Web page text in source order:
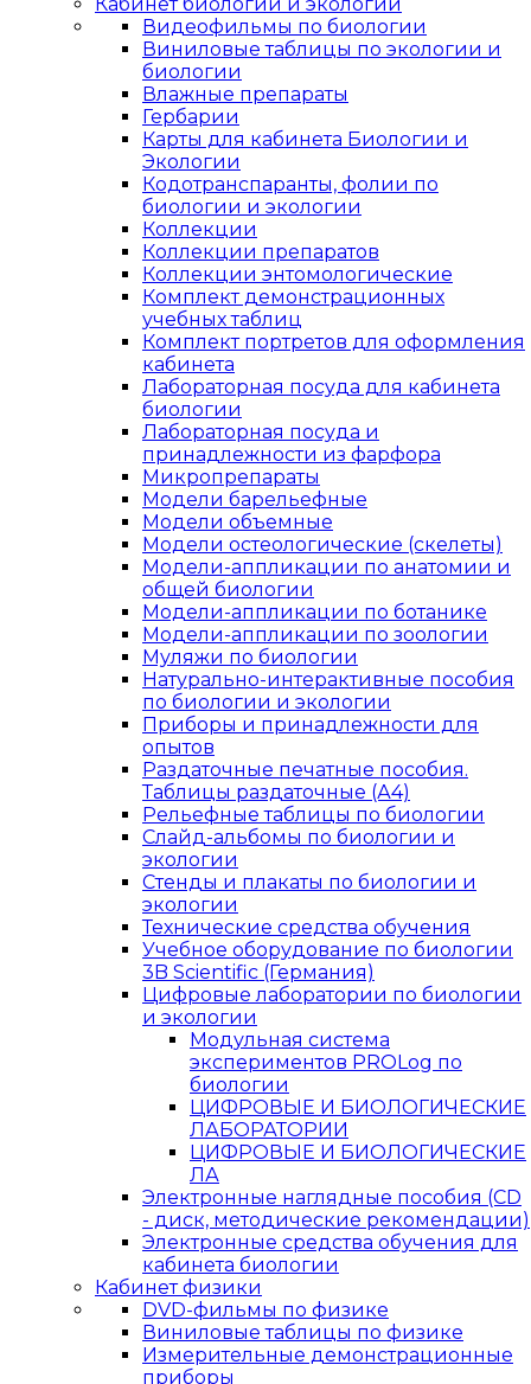
Видеофильмы по биологии
Виниловые таблицы по экологии и
биологии
Влажные препараты
Гербарии
Карты для кабинета Биологии и
Экологии
Кодотранспаранты, фолии по
биологии и экологии
Коллекции
Коллекции препаратов
Коллекции энтомологические
Комплект демонстрационных
учебных таблиц
Комплект портретов для оформления
кабинета
Лабораторная посуда для кабинета
биологии
Лабораторная посуда и
принадлежности из фарфора
Микропрепараты
Модели барельефные
Модели объемные
Модели остеологические (скелеты)
Модели-аппликации по анатомии и
общей биологии
Модели-аппликации по ботанике
Модели-аппликации по зоологии
Муляжи по биологии
Натурально-интерактивные пособия
по биологии и экологии
Приборы и принадлежности для
опытов
Раздаточные печатные пособия.
Таблицы раздаточные (А4)
Рельефные таблицы по биологии
Слайд-альбомы по биологии и
экологии
Стенды и плакаты по биологии и
экологии
Технические средства обучения
Учебное оборудование по биологии
3B Scientific (Германия)
Цифровые лаборатории по биологии
и экологии
Модульная система
экспериментов PROLog по
биологии
ЦИФРОВЫЕ И БИОЛОГИЧЕСКИЕ
ЛАБОРАТОРИИ
ЦИФРОВЫЕ И БИОЛОГИЧЕСКИЕ
ЛА
Электронные наглядные пособия (CD
- диск, методические рекомендации)
Электронные средства обучения для
кабинета биологии
Кабинет физики
DVD-фильмы по физике
Виниловые таблицы по физике
Измерительные демонстрационные
приборы